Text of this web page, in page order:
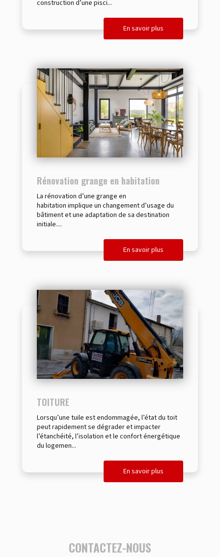
construction d’une pisci...
En savoir plus
Rénovation grange en habitation
La rénovation d’une grange en
habitation implique un changement d’usage du
bâtiment et une adaptation de sa destination
initiale....
En savoir plus
TOITURE
Lorsqu’une tuile est endommagée, l’état du toit
peut rapidement se dégrader et impacter
l’étanchéité, l’isolation et le confort énergétique
du logemen...
En savoir plus
CONTACTEZ-NOUS